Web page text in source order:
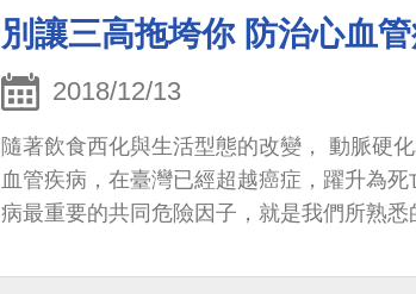
別讓三高拖垮你 防治心血
2018/12/13
隨著飲食西化與生活型態的改變， 動脈硬
血管疾病，在臺灣已經超越癌症，躍升為
病最重要的共同危險因子，就是我們所熟